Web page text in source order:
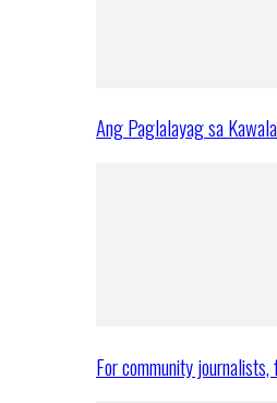
Ang Paglalayag sa
For community